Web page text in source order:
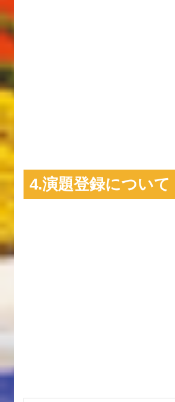
4.演題登録について